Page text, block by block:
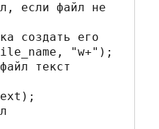
если файл не
создать его
"w+");
текст